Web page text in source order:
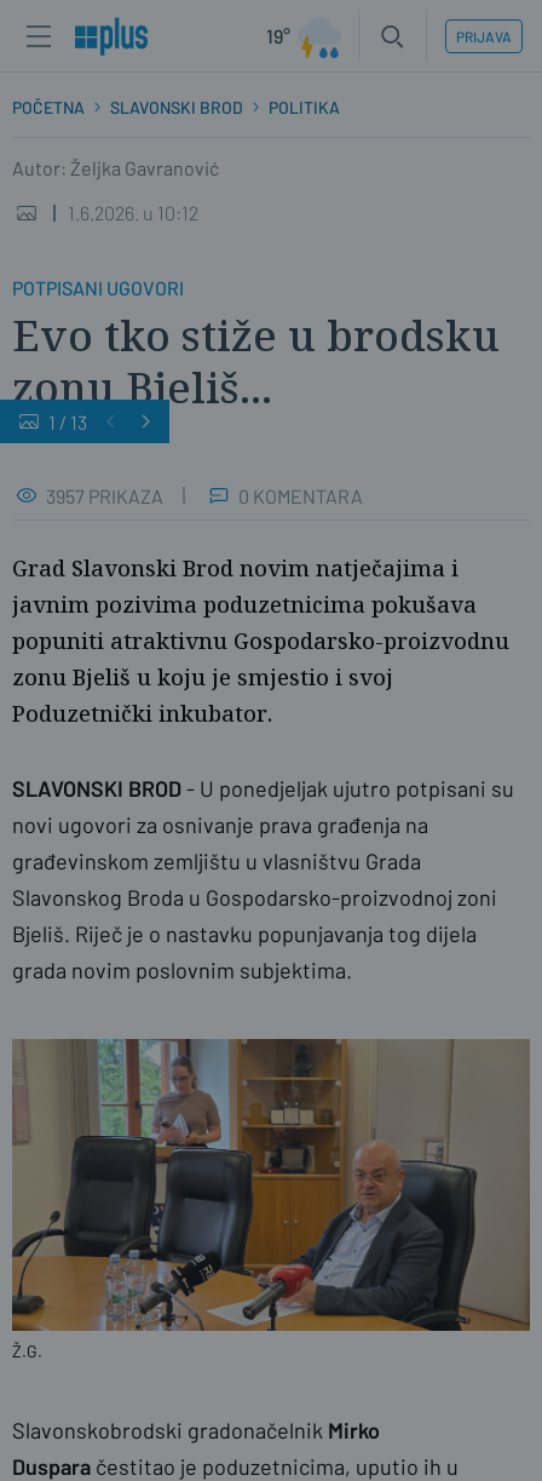
19° PRIJAVA
POČETNA SLAVONSKI BROD POLITIKA
Autor: Željka Gavranović
1.6.2026. u 10:12
POTPISANI UGOVORI
Evo tko stiže u brodsku
zonu Bjeliš...
1 / 13
3957 PRIKAZA 0 KOMENTARA
Grad Slavonski Brod novim natječajima i
javnim pozivima poduzetnicima pokušava
popuniti atraktivnu Gospodarsko-proizvodnu
zonu Bjeliš u koju je smjestio i svoj
Poduzetnički inkubator.
SLAVONSKI BROD- U ponedjeljak ujutro potpisani su
novi ugovori za osnivanje prava građenja na
građevinskom zemljištu u vlasništvu Grada
Slavonskog Broda u Gospodarsko-proizvodnoj zoni
Bjeliš. Riječ je o nastavku popunjavanja tog dijela
grada novim poslovnim subjektima.
Ž.G.
Slavonskobrodski gradonačelnik Mirko
Duspara čestitao je poduzetnicima, uputio ih u